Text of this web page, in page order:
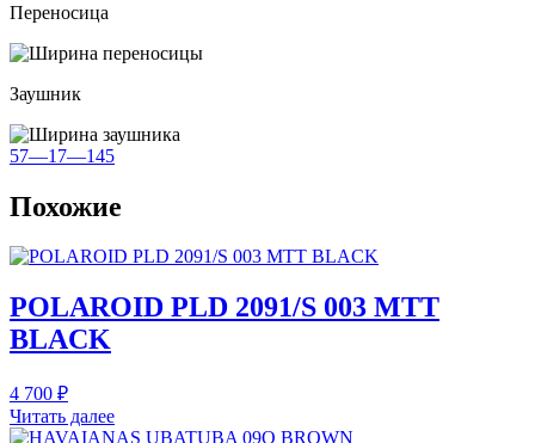
Переносица
Заушник
57—17—145
Похожие
POLAROID PLD 2091/S 003 MTT
BLACK
4 700 ₽
Читать далее